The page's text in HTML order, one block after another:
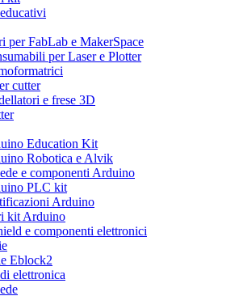
per FabLab e MakerSpace
per Laser e Plotter
cutter
e frese 3D
Education Kit
Robotica e Alvik
e componenti Arduino
PLC kit
Arduino
kit Arduino
e componenti elettronici
Eblock2
elettronica